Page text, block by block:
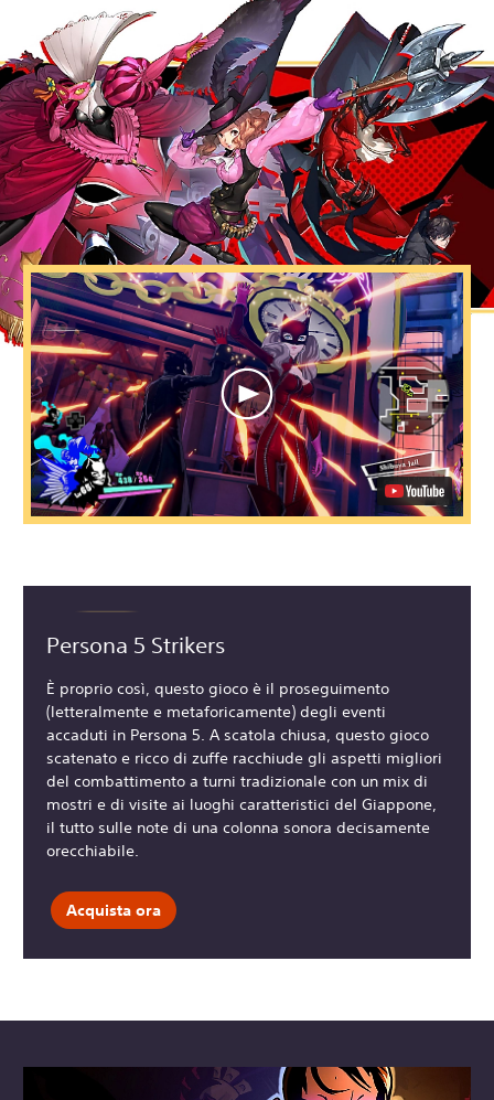
Persona 5 Strikers
È proprio così, questo gioco è il proseguimento
(letteralmente e metaforicamente) degli eventi
accaduti in Persona 5. A scatola chiusa, questo gioco
scatenato e ricco di zuffe racchiude gli aspetti migliori
del combattimento a turni tradizionale con un mix di
mostri e di visite ai luoghi caratteristici del Giappone,
il tutto sulle note di una colonna sonora decisamente
orecchiabile.
Acquista ora